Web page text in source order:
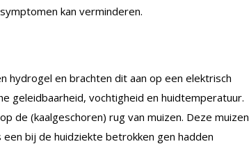
kan verminderen.
hydrogel en brachten dit aan op een elektrisch
geleidbaarheid, vochtigheid en huidtemperatuur.
de (kaalgeschoren) rug van muizen. Deze muizen
bij de huidziekte betrokken gen hadden